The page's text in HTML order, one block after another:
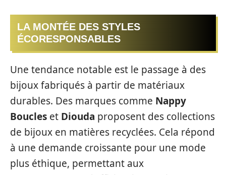
LA MONTÉE DES STYLES
ÉCORESPONSABLES
Une tendance notable est le passage à des
bijoux fabriqués à partir de matériaux
durables. Des marques comme Nappy
Boucles et Diouda proposent des collections
de bijoux en matières recyclées. Cela répond
à une demande croissante pour une mode
plus éthique, permettant aux